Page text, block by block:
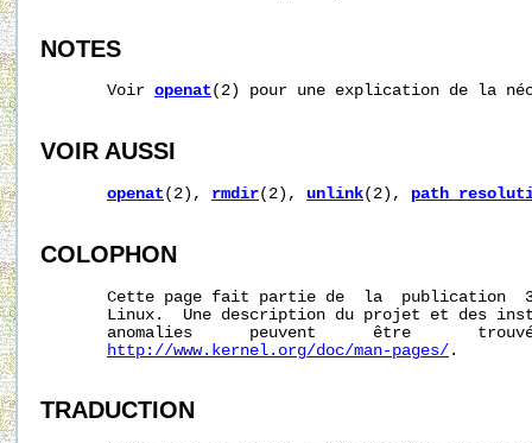
NOTES
       Voir
openat (2) pour une explication de la
VOIR AUSSI
openat (2), rmdir(2), unlink(2),
COLOPHON
Cette page fait partie de  la  publication
Linux.  Une description du projet et des
anomalies      peuvent      être
http://www.kernel.org/doc/man-pages/ .
TRADUCTION